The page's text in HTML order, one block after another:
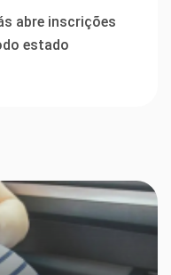
abre inscrições
estado